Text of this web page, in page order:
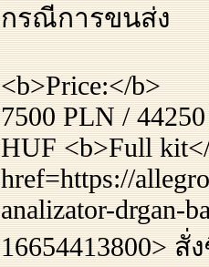
กรณีการขนส่ง
<b>Price:</b>
7500 PLN /
HUF <b>Full
href=https://
analizator-drgan-
16654413800>